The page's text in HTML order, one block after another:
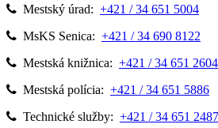
Mestský úrad: +421 / 34 651 5004
MsKS Senica: +421 / 34 690 8122
Mestská knižnica: +421 / 34 651 2604
Mestská polícia: +421 / 34 651 5886
Technické služby: +421 / 34 651 2487